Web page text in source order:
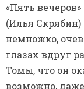
«Пять
(Илья
немножко,
глазах вдруг
Томы, что он
возможно,